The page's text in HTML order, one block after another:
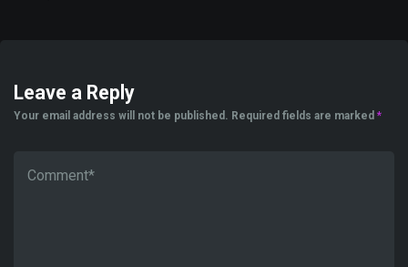
Leave a Reply
Your email address will not be published. Required fields are marked *